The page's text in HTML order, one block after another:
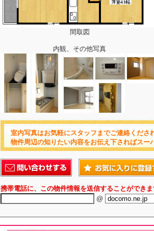
間取図
内観、その他写真
室内写真はお気軽にスタッフまでご連絡くださ
物件周辺の知りたい内容をお伝え下さればス
携帯電話に、この物件情報を送信することができま
@